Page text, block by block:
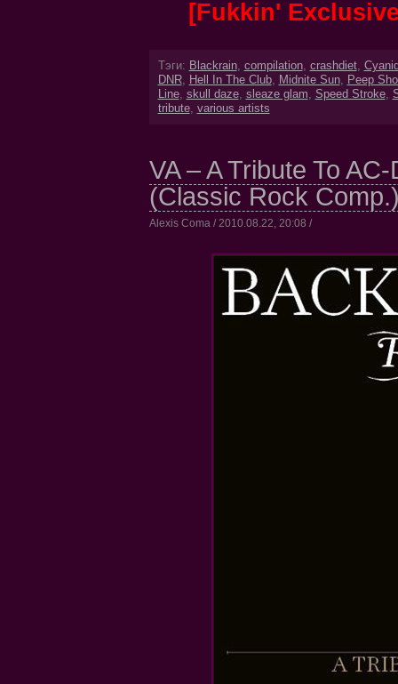
[Fukkin'
Тэги: Blackrain, compilation, crashdiet,
DNR, Hell In The Club, Midnite Sun, Peep
Line, skull daze, sleaze glam, Speed Stroke,
tribute, various artists
VA – A Tribute To
(Classic Rock
Alexis Coma / 2010.08.22, 20:08 /